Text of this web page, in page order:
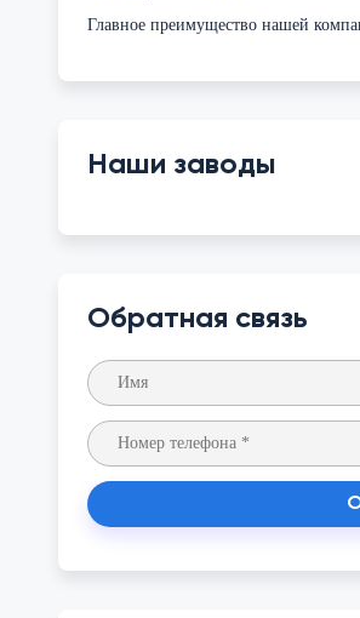
Главное преимущество нашей
Наши заводы
Обратная связь